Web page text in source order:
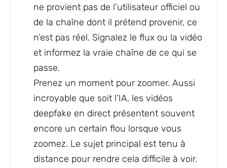
ne provient pas de l’utilisateur officiel ou
de la chaîne dont il prétend provenir, ce
n’est pas réel. Signalez le flux ou la vidéo
et informez la vraie chaîne de ce qui se
passe.
Prenez un moment pour zoomer. Aussi
incroyable que soit l’IA, les vidéos
deepfake en direct présentent souvent
encore un certain flou lorsque vous
zoomez. Le sujet principal est tenu à
distance pour rendre cela difficile à voir.